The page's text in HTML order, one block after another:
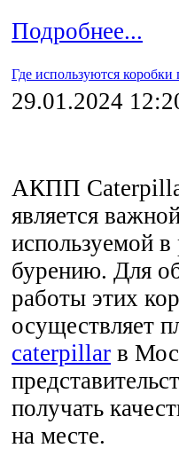
Подробнее...
Где используются коробки
29.01.2024
АКПП
является
используемой
бурению. Для
работы этих
осуществляет
caterpillar в
получать
на месте.